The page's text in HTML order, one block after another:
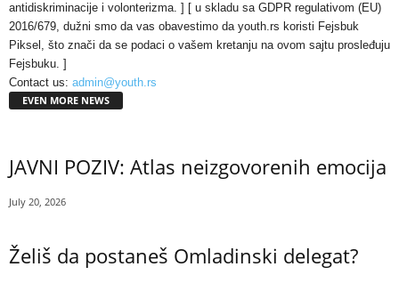
antidiskriminacije i volonterizma. ] [ u skladu sa GDPR regulativom (EU)
2016/679, dužni smo da vas obavestimo da youth.rs koristi Fejsbuk
Piksel, što znači da se podaci o vašem kretanju na ovom sajtu prosleđuju
Fejsbuku. ]
Contact us: admin@youth.rs
EVEN MORE NEWS
JAVNI POZIV: Atlas neizgovorenih emocija
July 20, 2026
Želiš da postaneš Omladinski delegat?